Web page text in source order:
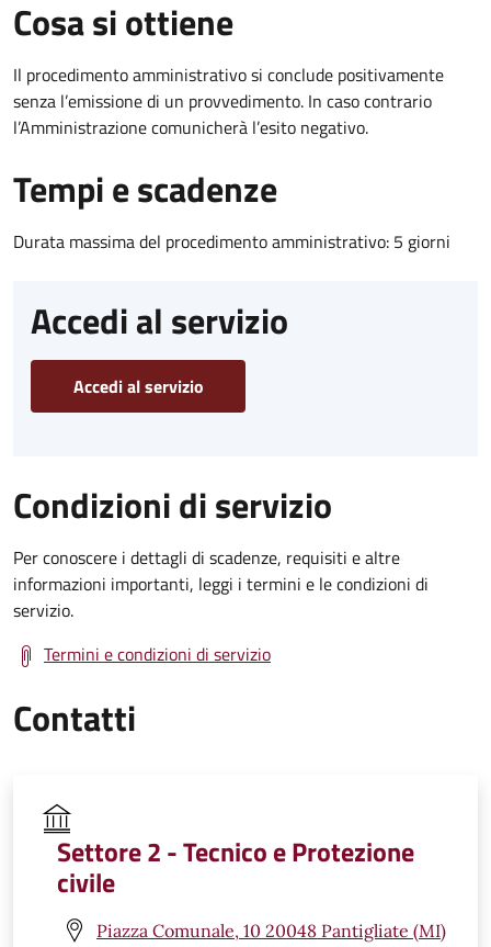
Cosa si ottiene
Il procedimento amministrativo si conclude positivamente
senza l’emissione di un provvedimento. In caso contrario
l’Amministrazione comunicherà l’esito negativo.
Tempi e scadenze
Durata massima del procedimento amministrativo: 5 giorni
Accedi al servizio
Accedi al servizio
Condizioni di servizio
Per conoscere i dettagli di scadenze, requisiti e altre
informazioni importanti, leggi i termini e le condizioni di
servizio.
Termini e condizioni di servizio
Contatti
Settore 2 - Tecnico e Protezione
civile
Piazza Comunale, 10 20048 Pantigliate (MI)